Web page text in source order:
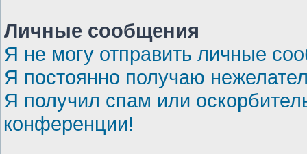
Личные сообщения
Я не могу отправить личные
Я постоянно получаю
Я получил спам или
конференции!